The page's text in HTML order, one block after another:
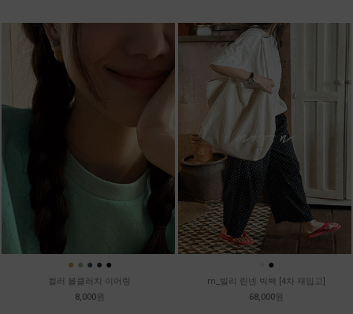
● ● ● ● ●
컬러 볼클러치 이어링
8,000원
●
m_빌리 린넨 빅백 [4차 재입고]
68,000원